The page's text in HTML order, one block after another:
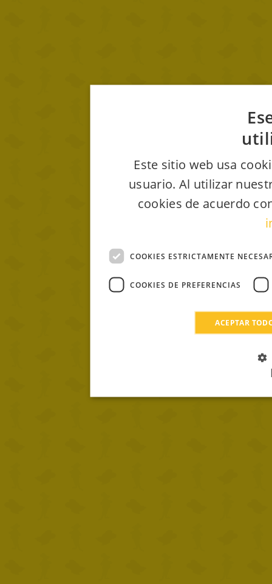
Este sitio web usa
usuario. Al utilizar
cookies de acuerdo
COOKIES ESTRICTAMENTE
COOKIES DE PREFERENCIAS
ACEPTAR